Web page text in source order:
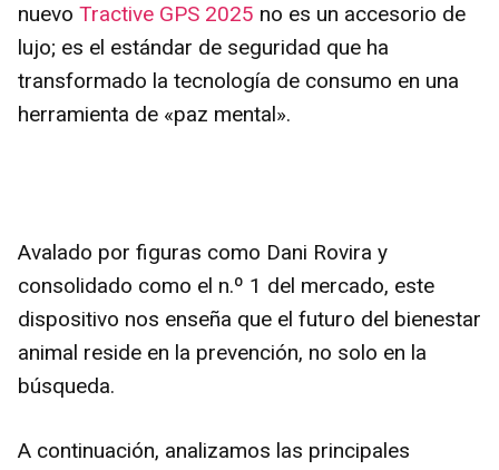
nuevo Tractive GPS 2025 no es un accesorio de
lujo; es el estándar de seguridad que ha
transformado la tecnología de consumo en una
herramienta de «paz mental».
Avalado por figuras como Dani Rovira y
consolidado como el n.º 1 del mercado, este
dispositivo nos enseña que el futuro del bienestar
animal reside en la prevención, no solo en la
búsqueda.
A continuación, analizamos las principales